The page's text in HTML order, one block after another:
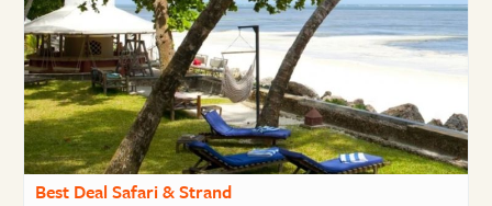
Best Deal Safari & Strand